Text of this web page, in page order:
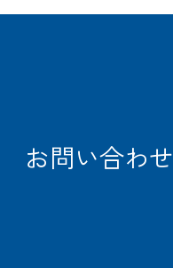
お問い合わせ